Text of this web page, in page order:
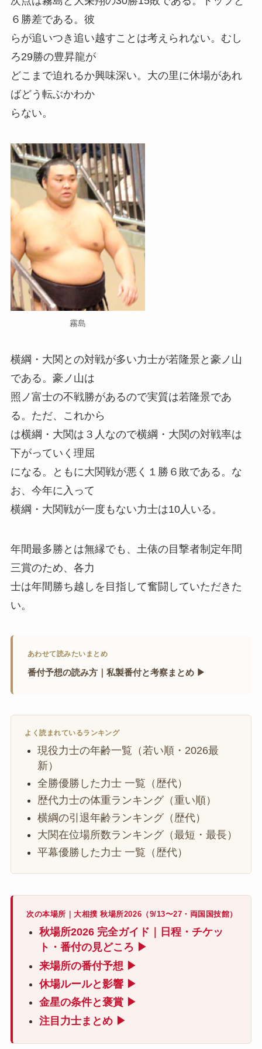
６勝差である。彼
らが追いつき追い越すことは考えられない。むし
ろ29勝の豊昇龍が
どこまで迫れるか興味深い。大の里に休場があれ
ばどう転ぶかわか
らない。
霧島
横綱・大関との対戦が多い力士が若隆景と豪ノ山
である。豪ノ山は
照ノ富士の不戦勝があるので実質は若隆景であ
る。ただ、これから
は横綱・大関は３人なので横綱・大関の対戦率は
下がっていく理屈
になる。ともに大関戦が悪く１勝６敗である。な
お、今年に入って
横綱・大関戦が一度もない力士は10人いる。
年間最多勝とは無縁でも、土俵の目撃者制定年間
三賞のため、各力
士は年間勝ち越しを目指して奮闘していただきた
い。
あわせて読みたいまとめ
番付予想の読み方｜私製番付と考察まとめ ▶
よく読まれているランキング
現役力士の年齢一覧（若い順・2026最
新）
全勝優勝した力士 一覧（歴代）
歴代力士の体重ランキング（重い順）
横綱の引退年齢ランキング（歴代）
大関在位場所数ランキング（最短・最長）
平幕優勝した力士 一覧（歴代）
次の本場所｜大相撲 秋場所2026（9/13〜27・両国国技館）
秋場所2026 完全ガイド｜日程・チケッ
ト・番付の見どころ ▶
来場所の番付予想 ▶
休場ルールと影響 ▶
金星の条件と褒賞 ▶
注目力士まとめ ▶